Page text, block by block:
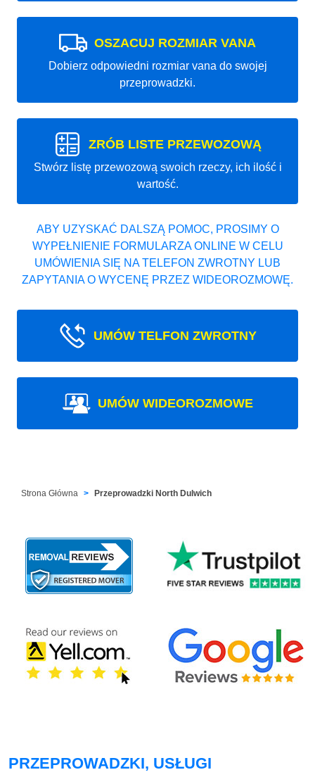
OSZACUJ ROZMIAR VANA
Dobierz odpowiedni rozmiar vana do swojej
przeprowadzki.
ZRÓB LISTE PRZEWOZOWĄ
Stwórz listę przewozową swoich rzeczy, ich ilość i
wartość.
ABY UZYSKAĆ DALSZĄ POMOC, PROSIMY O
WYPEŁNIENIE FORMULARZA ONLINE W CELU
UMÓWIENIA SIĘ NA TELEFON ZWROTNY LUB
ZAPYTANIA O WYCENĘ PRZEZ WIDEOROZMOWĘ.
UMÓW TELFON ZWROTNY
UMÓW WIDEOROZMOWE
Strona Główna Przeprowadzki North Dulwich
PRZEPROWADZKI, USŁUGI